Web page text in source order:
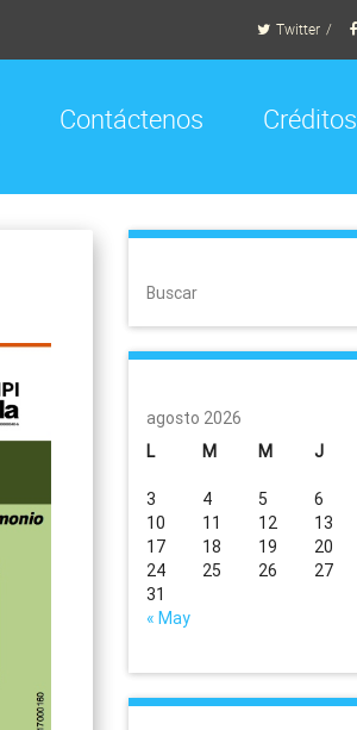
Twitter
Contáctenos Créditos
Buscar
agosto 2026
L
M M J
« May
3
4 5 6
10
11 12 13
17
18 19 20
24
25 26 27
31